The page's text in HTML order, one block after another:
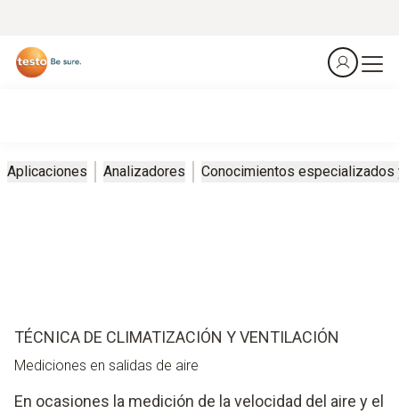
Aplicaciones Analizadores Conocimientos especializados
TÉCNICA DE CLIMATIZACIÓN Y VENTILACIÓN
Mediciones en salidas de aire
En ocasiones la medición de la velocidad del aire y el